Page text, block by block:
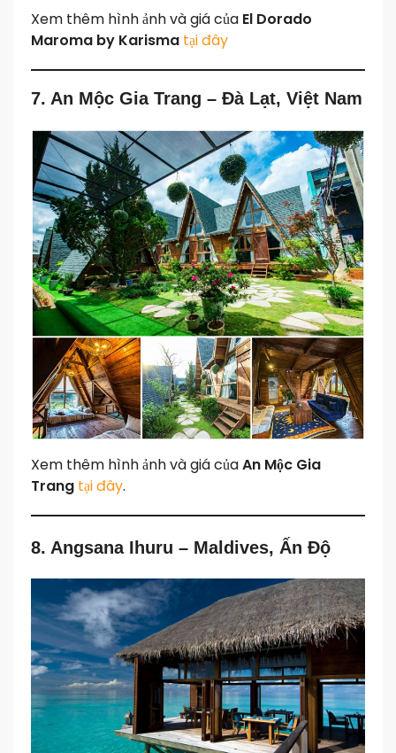
Xem thêm hình ảnh và giá của El Dorado
Maroma by Karisma tại đây
7. An Mộc Gia Trang – Đà Lạt, Việt Nam
Xem thêm hình ảnh và giá củaAn Mộc Gia
Trang tại đây.
8. Angsana Ihuru – Maldives, Ấn Độ